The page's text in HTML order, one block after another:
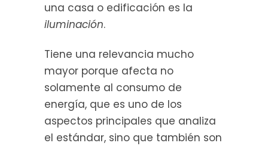
una casa o edificación es la
iluminación.
Tiene una relevancia mucho
mayor porque afecta no
solamente al consumo de
energía, que es uno de los
aspectos principales que analiza
el estándar, sino que también son